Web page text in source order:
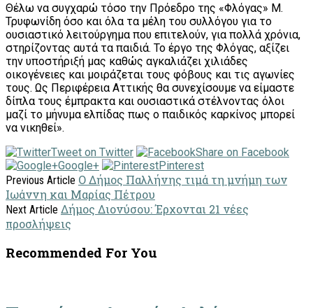
Θέλω να συγχαρώ τόσο την Πρόεδρο της «Φλόγας» Μ.
Τρυφωνίδη όσο και όλα τα μέλη του συλλόγου για το
ουσιαστικό λειτούργημα που επιτελούν, για πολλά χρόνια,
στηρίζοντας αυτά τα παιδιά. Το έργο της Φλόγας, αξίζει
την υποστήριξή μας καθώς αγκαλιάζει χιλιάδες
οικογένειες και μοιράζεται τους φόβους και τις αγωνίες
τους. Ως Περιφέρεια Αττικής θα συνεχίσουμε να είμαστε
δίπλα τους έμπρακτα και ουσιαστικά στέλνοντας όλοι
μαζί το μήνυμα ελπίδας πως ο παιδικός καρκίνος μπορεί
να νικηθεί».
Tweet on Twitter
Share on Facebook
Google+
Pinterest
Previous Article O Δήμος Παλλήνης τιμά τη μνήμη των
Ιωάννη και Μαρίας Πέτρου
Next Article Δήμος Διονύσου: Έρχονται 21 νέες
προσλήψεις
Recommended For You